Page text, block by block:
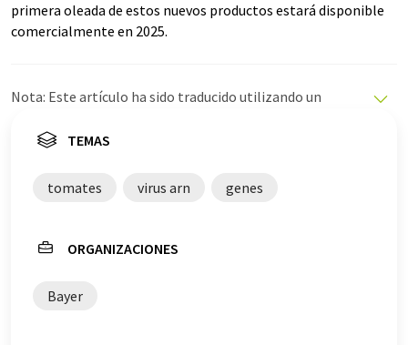
primera oleada de estos nuevos productos estará disponible
comercialmente en 2025.
Nota: Este artículo ha sido traducido utilizando un
ofrece estas traducciones automáticas para presentar
este artículo ha sido traducido con traducción
automática, es posible que contenga errores de
Inglés se puede encontraraquí
TEMAS
tomates virus arn genes
ORGANIZACIONES
Bayer